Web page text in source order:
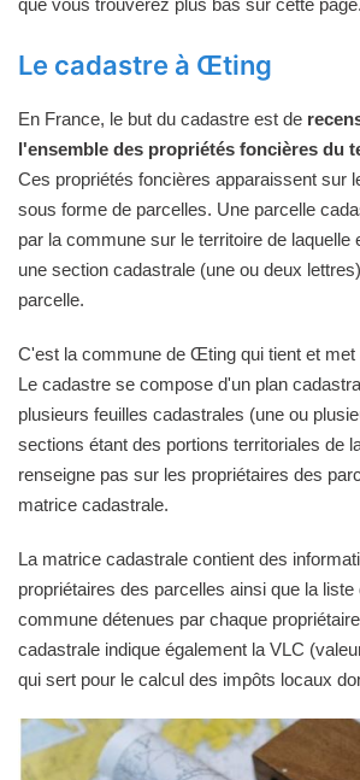
Le cadastre à Œting
En France, le but du cadastre est de
l'ensemble des propriétés foncières du
Ces propriétés foncières apparaissent sur
sous forme de parcelles. Une parcelle
par la commune sur le territoire de laquelle
une section cadastrale (une ou deux
parcelle.
C'est la commune de Œting qui tient et met
Le cadastre se compose d'un plan
plusieurs feuilles cadastrales (une ou
sections étant des portions territoriales de
renseigne pas sur les propriétaires des
matrice cadastrale.
La matrice cadastrale contient des
propriétaires des parcelles ainsi que la
commune détenues par chaque
cadastrale indique également la VLC
qui sert pour le calcul des impôts locaux